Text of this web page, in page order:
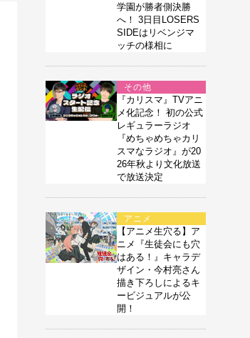
学園が勝者側決勝
へ！ 3日目LOSERS
SIDEはリベンジマ
ッチの様相に
その他
『カリスマ』TVアニ
メ化記念！ 初の公式
レギュラーラジオ
『めちゃめちゃカリ
スマなラジオ』が20
26年秋より文化放送
で放送決定
アニメ
【アニメ生穴る】ア
ニメ『生徒会にも穴
はある！』キャラデ
ザイン・今村亮さん
描き下ろしによるキ
ービジュアルが公
開！